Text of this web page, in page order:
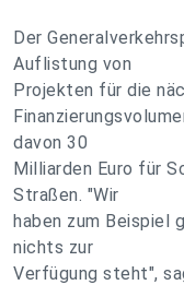
Der
Auflistung von
Projekten für die
davon 30
Milliarden Euro für
Straßen. "Wir
haben zum Beispiel
nichts zur
Verfügung steht",